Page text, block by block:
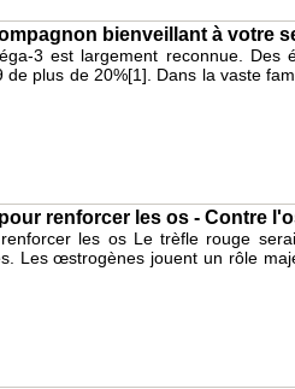
bienveillant à votre
3 est largement reconnue.
de plus de 20%[1]. Dans la vaste
renforcer les os - Contre
les os Le trèfle rouge
Les œstrogènes jouent un rôle